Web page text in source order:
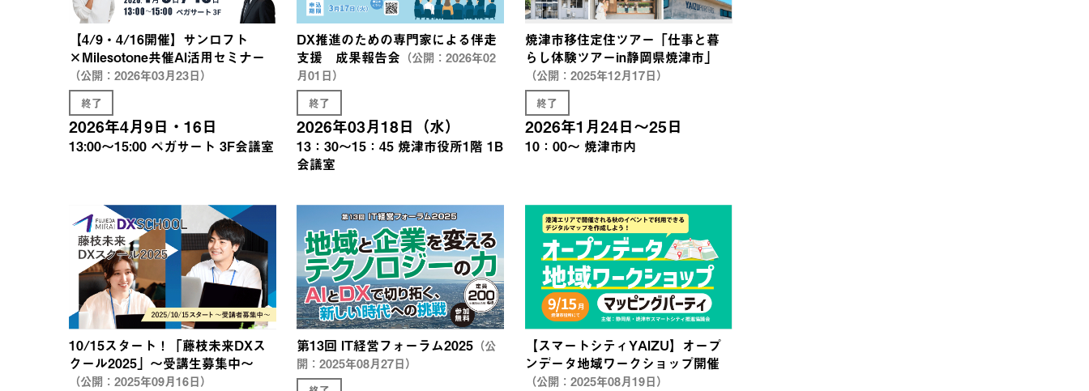
【4/9・4/16開催】サンロフト
×Milesotone共催AI活用セミナー
（公開：2026年03月23日）
終了
2026年4月9日・16日
13:00〜15:00 ペガサート 3F会議室
DX推進のための専門家による伴走
支援 成果報告会 （公開：2026年02
月01日）
終了
2026年03月18日（水）
13：30～15：45 焼津市役所1階 1B
会議室
焼津市移住定住ツアー「仕事と暮
らし体験ツアーin静岡県焼津市」
（公開：2025年12月17日）
終了
2026年1月24日～25日
10：00～ 焼津市内
10/15スタート！「藤枝未来DXス
クール2025」～受講生募集中～
（公開：2025年09月16日）
第13回 IT経営フォーラム2025 （公
開：2025年08月27日）
【スマートシティYAIZU】オープ
ンデータ地域ワークショップ開催
（公開：2025年08月19日）